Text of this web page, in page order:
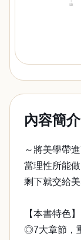
內容簡介
～將美學帶
當理性所能
剩下就交給美
【本書特色】
◎7大章節，